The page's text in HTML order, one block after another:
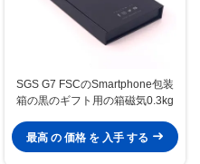
SGS G7 FSCのSmartphone包装
箱の黒のギフト用の箱磁気0.3kg
最高 の 価格 を 入手 する